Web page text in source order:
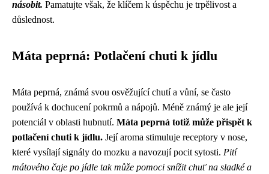
násobit. Pamatujte však, že klíčem k úspěchu je trpělivost a
důslednost.
Máta peprná: Potlačení chuti k jídlu
Máta peprná, známá svou osvěžující chutí a vůní, se často
používá k dochucení pokrmů a nápojů. Méně známý je ale její
potenciál v oblasti hubnutí. Máta peprná totiž může přispět k
potlačení chuti k jídlu. Její aroma stimuluje receptory v nose,
které vysílají signály do mozku a navozují pocit sytosti. Pití
mátového čaje po jídle tak může pomoci snížit chuť na sladké a